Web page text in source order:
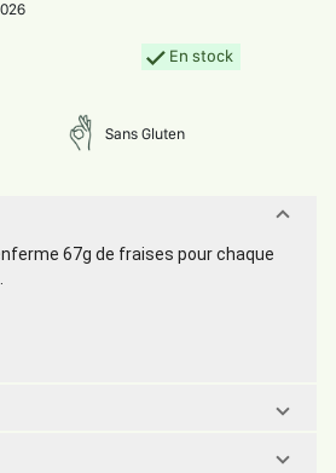
Sans Gluten
En stock
67g de fraises pour chaque